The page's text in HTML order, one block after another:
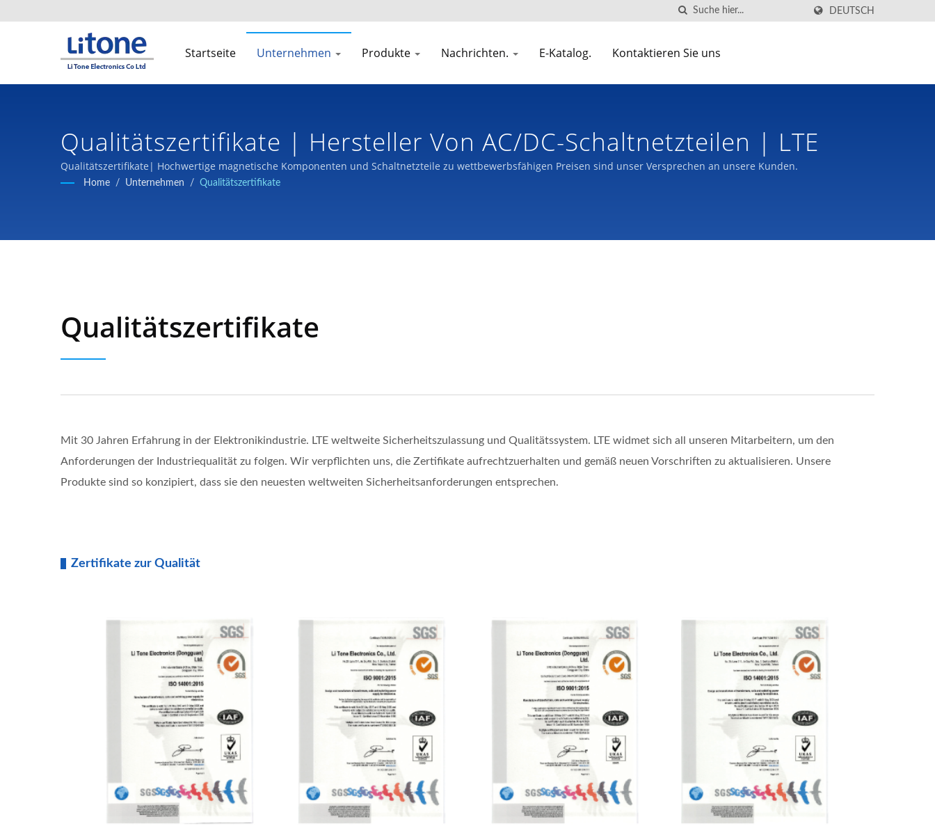
DEUTSCH
Startseite Unternehmen Produkte Nachrichten. E-Katalog. Kontaktieren Sie uns
Qualitätszertifikate | Hersteller Von AC/DC-Schaltnetzteilen | LTE
Qualitätszertifikate| Hochwertige magnetische Komponenten und Schaltnetzteile zu wettbewerbsfähigen Preisen sind unser Versprechen an unsere Kunden.
Home / Unternehmen / Qualitätszertifikate
Qualitätszertifikate
Mit 30 Jahren Erfahrung in der Elektronikindustrie. LTE weltweite Sicherheitszulassung und Qualitätssystem. LTE widmet sich all unseren Mitarbeitern, um den
Anforderungen der Industriequalität zu folgen. Wir verpflichten uns, die Zertifikate aufrechtzuerhalten und gemäß neuen Vorschriften zu aktualisieren. Unsere
Produkte sind so konzipiert, dass sie den neuesten weltweiten Sicherheitsanforderungen entsprechen.
Zertifikate zur Qualität